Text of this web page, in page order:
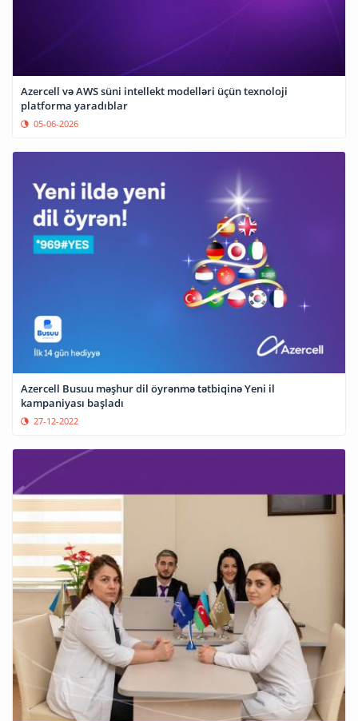
Azercell və AWS süni intellekt modelləri üçün texnoloji
platforma yaradıblar
05-06-2026
Azercell Busuu məşhur dil öyrənmə tətbiqinə Yeni il
kampaniyası başladı
27-12-2022